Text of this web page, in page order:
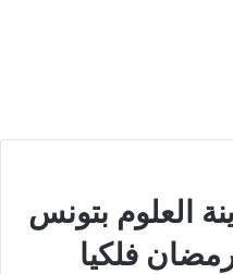
العلوم بتونس
فلكيا